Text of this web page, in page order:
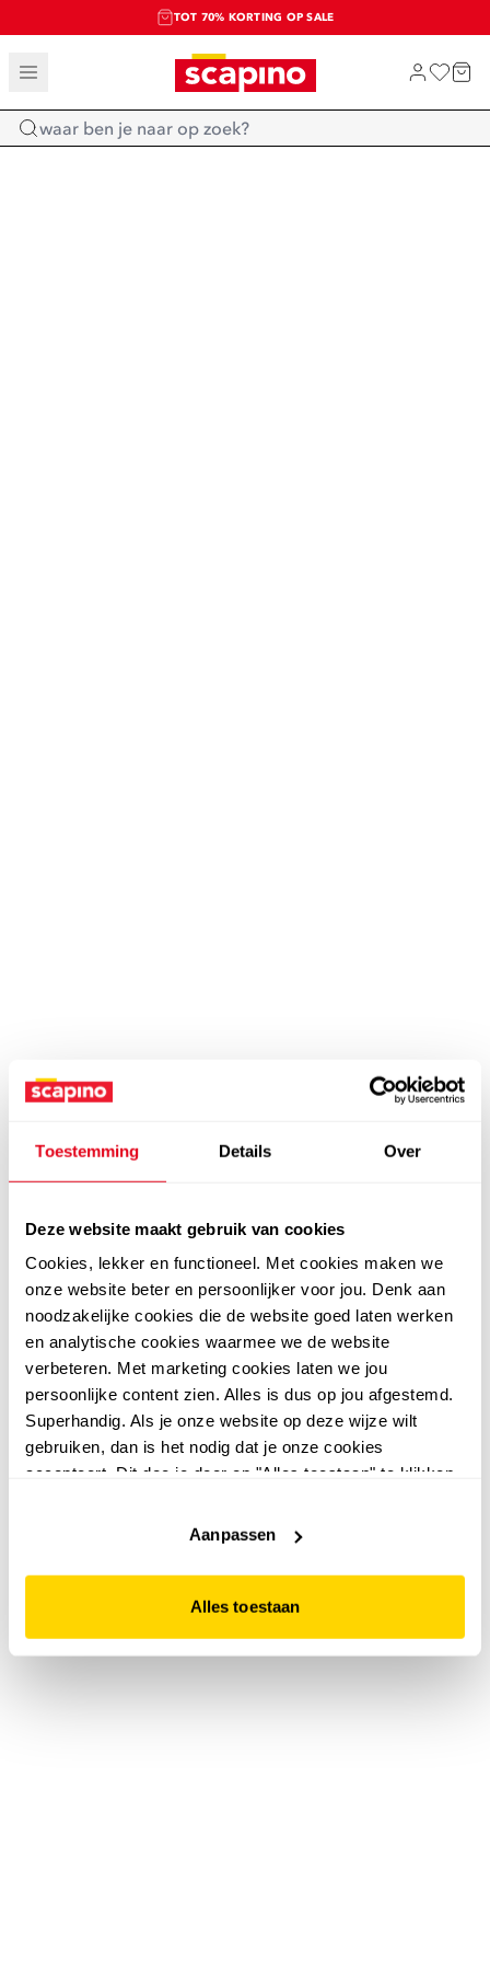
Toestemming Details Over
Deze website maakt gebruik van cookies
Cookies, lekker en functioneel. Met cookies maken we
onze website beter en persoonlijker voor jou. Denk aan
noodzakelijke cookies die de website goed laten werken
en analytische cookies waarmee we de website
verbeteren. Met marketing cookies laten we jou
persoonlijke content zien. Alles is dus op jou afgestemd.
Superhandig. Als je onze website op deze wijze wilt
gebruiken, dan is het nodig dat je onze cookies
accepteert. Dit doe je door op "Alles toestaan" te klikken.
website niet optimaal functioneert.
Aanpassen
Alles toestaan
TOT 70% KORTING OP SALE
SALE: LAATSTE KANS!
SHOP NIEUW
Home